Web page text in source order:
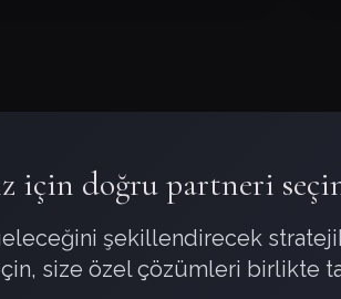
için doğru partneri
şekillendirecek
size özel çözümleri birlikte